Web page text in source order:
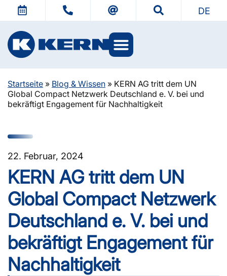
DE
Startseite » Blog & Wissen » KERN AG tritt dem UN
Global Compact Netzwerk Deutschland e. V. bei und
bekräftigt Engagement für Nachhaltigkeit
22. Februar, 2024
KERN AG tritt dem UN
Global Compact Netzwerk
Deutschland e. V. bei und
bekräftigt Engagement für
Nachhaltigkeit